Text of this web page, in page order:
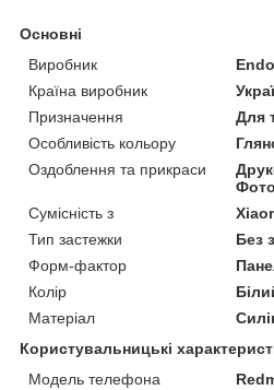
Основні
Виробник
Країна виробник
Призначення
Для
Особливість кольору
Оздоблення та прикраси
Сумісність з
Тип застежки
Без
Форм-фактор
Колір
Матеріал
Користувальницькі
Модель телефона